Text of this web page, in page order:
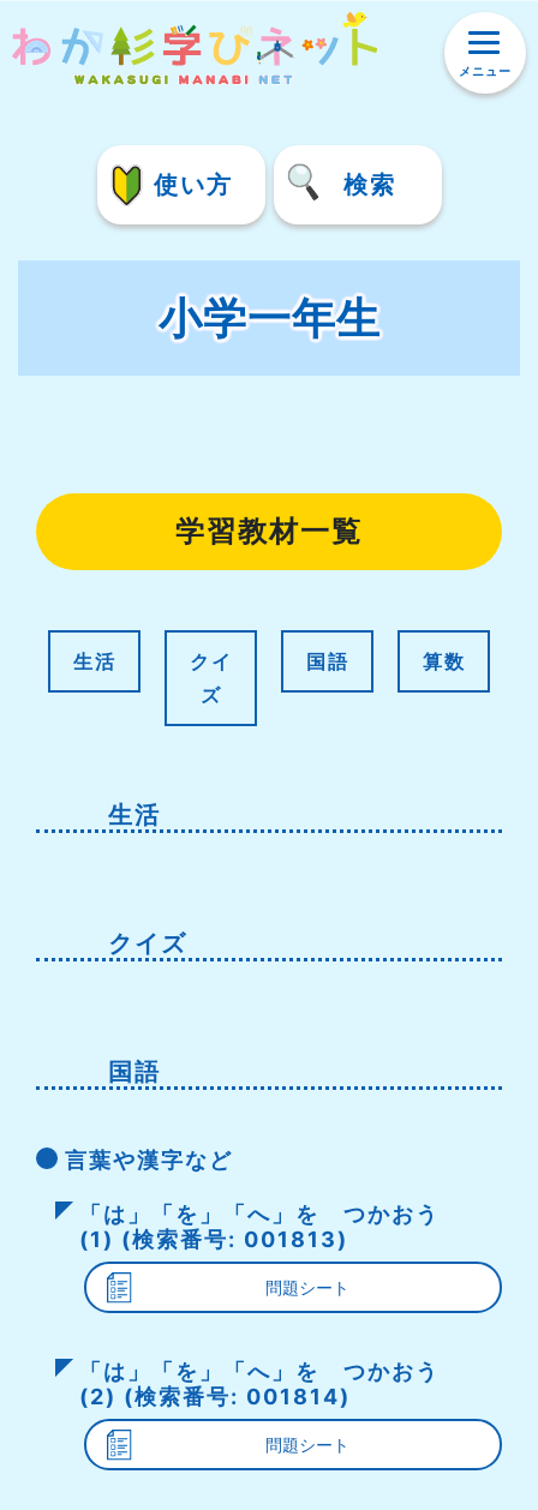
使い方 検索
メニュー
小学一年生
学習教材一覧
生活
クイ
ズ
国語 算数
生活
クイズ
国語
言葉や漢字など
「は」「を」「へ」を つかおう
(1) (検索番号: 001813)
問題シート
「は」「を」「へ」を つかおう
(2) (検索番号: 001814)
問題シート